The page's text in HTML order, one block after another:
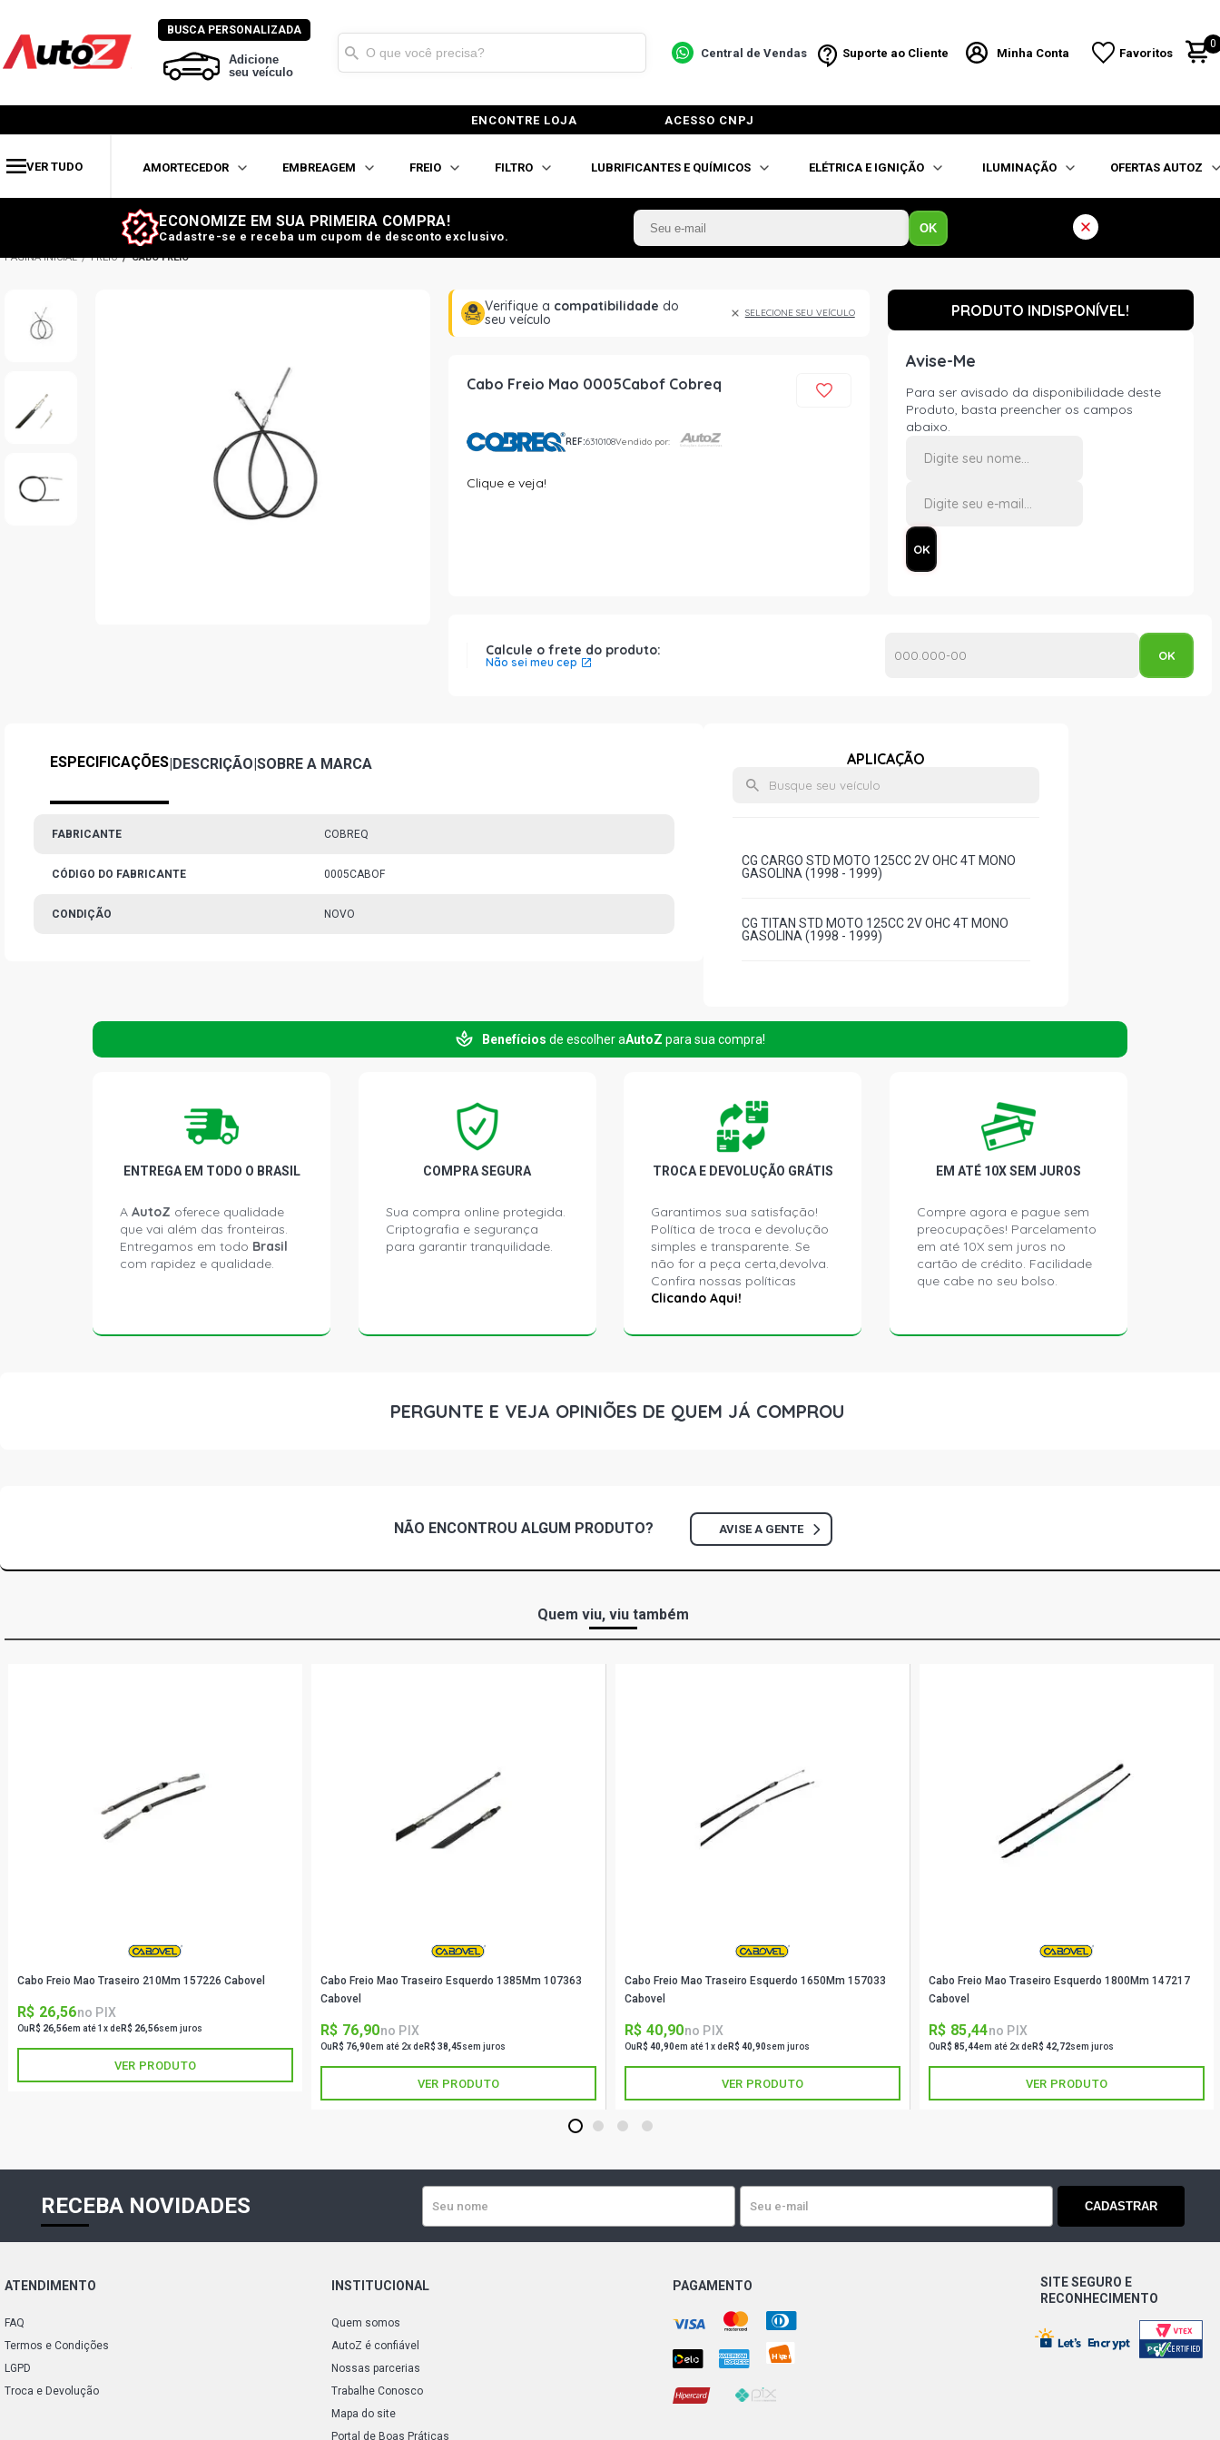
BUSCA PERSONALIZADA
Adicione
seu veículo
Central de Vendas Suporte ao Cliente Minha Conta Favoritos
0
ENCONTRE LOJA ACESSO CNPJ
VER TUDO AMORTECEDOR EMBREAGEM FREIO FILTRO LUBRIFICANTES E QUÍMICOS ELÉTRICA E IGNIÇÃO ILUMINAÇÃO OFERTAS AUTOZ
ECONOMIZE EM SUA PRIMEIRA COMPRA!
Cadastre-se e receba um cupom de desconto exclusivo.
OK
FREIO CABO FREIO
Verifique a compatibilidade do
seu veículo
SELECIONE SEU VEÍCULO
Cabo Freio Mao 0005Cabof Cobreq
REF:6310108Vendido por:
Clique e veja!
PRODUTO INDISPONÍVEL!
Avise-Me
Para ser avisado da disponibilidade deste
Produto, basta preencher os campos
abaixo.
Calcule o frete do produto:
Não sei meu cep
ESPECIFICAÇÕES|DESCRIÇÃO|SOBRE A MARCA
FABRICANTE COBREQ
CÓDIGO DO FABRICANTE 0005CABOF
CONDIÇÃO NOVO
APLICAÇÃO
CG CARGO STD MOTO 125CC 2V OHC 4T MONO
GASOLINA (1998 - 1999)
CG TITAN STD MOTO 125CC 2V OHC 4T MONO
GASOLINA (1998 - 1999)
Benefícios de escolher aAutoZ para sua compra!
ENTREGA EM TODO O BRASIL
A AutoZ oferece qualidade
que vai além das fronteiras.
Entregamos em todo Brasil
com rapidez e qualidade.
COMPRA SEGURA
Sua compra online protegida.
Criptografia e segurança
para garantir tranquilidade.
TROCA E DEVOLUÇÃO GRÁTIS
Garantimos sua satisfação!
Política de troca e devolução
simples e transparente. Se
não for a peça certa,devolva.
Confira nossas políticas
Clicando Aqui!
EM ATÉ 10X SEM JUROS
Compre agora e pague sem
preocupações! Parcelamento
em até 10X sem juros no
cartão de crédito. Facilidade
que cabe no seu bolso.
PERGUNTE E VEJA OPINIÕES DE QUEM JÁ COMPROU
NÃO ENCONTROU ALGUM PRODUTO? AVISE A GENTE
Quem viu, viu também
Cabo Freio Mao Traseiro 210Mm 157226 Cabovel
R$ 26,56no PIX
Ou R$ 26,56em até 1x deR$ 26,56sem juros
VER PRODUTO
Cabo Freio Mao Traseiro Esquerdo 1385Mm 107363
Cabovel
R$ 76,90no PIX
Ou R$ 76,90em até 2x deR$ 38,45sem juros
VER PRODUTO
Cabo Freio Mao Traseiro Esquerdo 1650Mm 157033
Cabovel
R$ 40,90no PIX
Ou R$ 40,90em até 1x deR$ 40,90sem juros
VER PRODUTO
Cabo Freio Mao Traseiro Esquerdo 1800Mm 147217
Cabovel
R$ 85,44no PIX
Ou R$ 85,44em até 2x deR$ 42,72sem juros
VER PRODUTO
1 2 3 4
RECEBA NOVIDADES CADASTRAR
ATENDIMENTO
FAQ
Termos e Condições
LGPD
Troca e Devolução
INSTITUCIONAL
Quem somos
AutoZ é confiável
Nossas parcerias
Trabalhe Conosco
Mapa do site
Portal de Boas Práticas
PAGAMENTO
SITE SEGURO E
RECONHECIMENTO